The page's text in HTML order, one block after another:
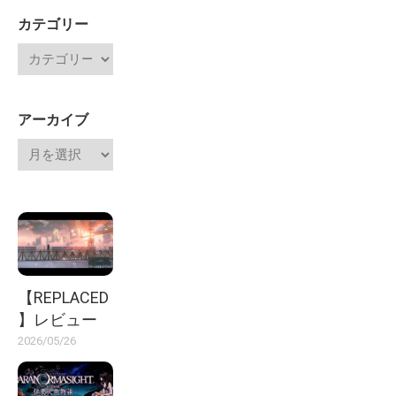
カテゴリー
アーカイブ
【REPLACED
】レビュー
2026/05/26